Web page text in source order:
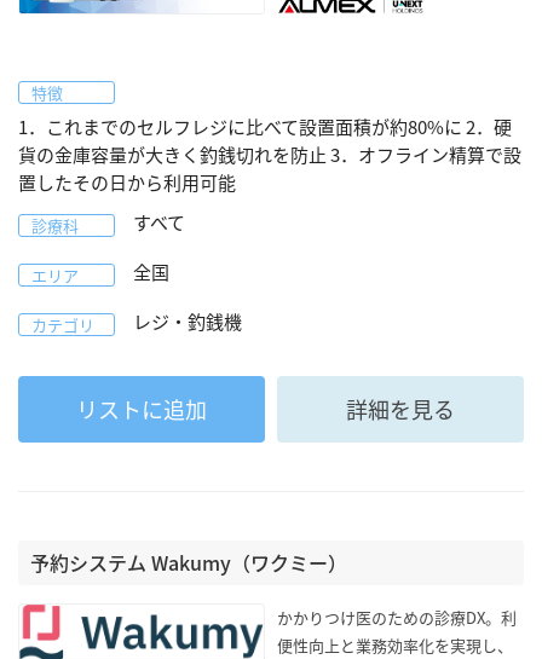
特徴
1．これまでのセルフレジに比べて設置面積が約80%に 2．硬
貨の金庫容量が大きく釣銭切れを防止 3．オフライン精算で設
置したその日から利用可能
診療科 すべて
エリア 全国
カテゴリ レジ・釣銭機
リストに追加 詳細を見る
予約システム Wakumy（ワクミー）
かかりつけ医のための診療DX。利
便性向上と業務効率化を実現し、